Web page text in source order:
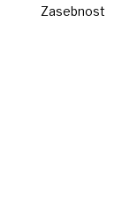
Zasebnost